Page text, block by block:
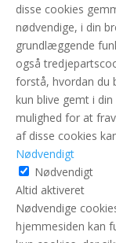
disse cookies
nødvendige, i din
grundlæggende
også
forstå, hvordan du
kun blive gemt i
mulighed for at
af disse cookies
Nødvendigt
Nødvendigt
Altid aktiveret
Nødvendige
hjemmesiden kan